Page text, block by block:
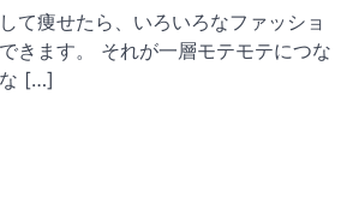
て痩せたら、いろいろなファッショ
きます。 それが一層モテモテにつな
[…]